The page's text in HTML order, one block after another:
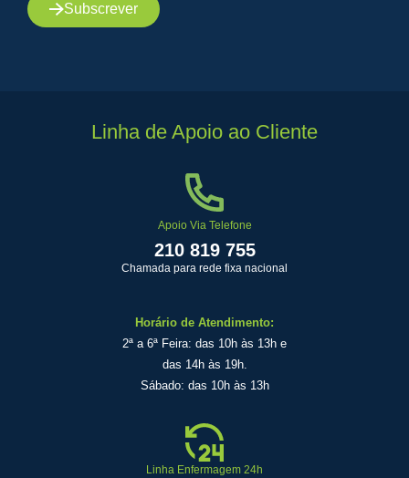
Subscrever
Linha de Apoio ao Cliente
Apoio Via Telefone
210 819 755
Chamada para rede fixa nacional
Horário de Atendimento:
2ª a 6ª Feira: das 10h às 13h e
das 14h às 19h.
Sábado: das 10h às 13h
Linha Enfermagem 24h